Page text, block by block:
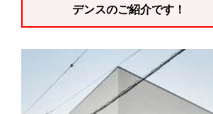
デンスのご紹介です！